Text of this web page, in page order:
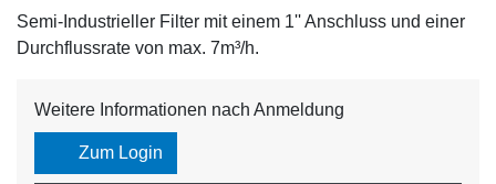
Semi-Industrieller Filter mit einem 1'' Anschluss und einer
Durchflussrate von max. 7m³/h.
Weitere Informationen nach Anmeldung
Zum Login